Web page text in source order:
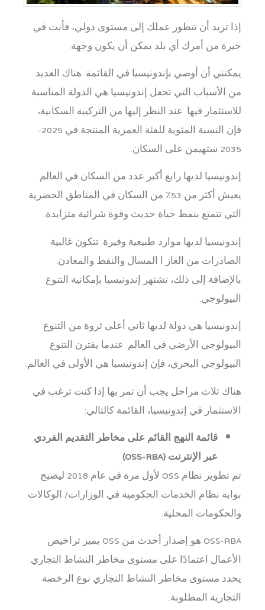
إذا تريد أن تتطور عملك إلى مستوى دولي، فأنت في
حيرة من أمرك أي بلد يمكن أن يكون وجهة.
يمكنني أن أوصي بإندونيسيا في القائمة. هناك العديد
من الأسباب التي تجعل إندونيسيا هي الدولة المناسبة
للاستثمار فيها. عند النظر إليها من التركيبة السكانية،
فإن النسبة المئوية للفئة العمرية المنتجة في 2025-
2035 ستهيمن على السكان.
إندونيسيا لديها رابع أكبر عدد من السكان في العالم.
يعيش أكثر من 53٪ من السكان في المناطق الحضرية
التي تتمتع بنمط حياة حديث وقوة شرائية متزايدة.
إندونيسيا لديها موارد طبيعية وفيرة. تتكون غالبية
الصادرات من الغاز ا المسال والنفط والمعادن.
بالإضافة إلى ذلك، تشتهر إندونيسيا بإمكانية التنوع
البيولوجي.
إندونيسيا هي دولة لديها ثاني أعلى ثروة من التنوع
البيولوجي الأرضي في العالم. عندما يقترن التنوع
البيولوجي البحري، فإن إندونيسيا هي الأولى في العالم.
هناك ثلاث مراحل يجب أن تمر بها إذا كنت ترغب في
الاستثمار في إندونيسيا، القائمة كالتالي:
قائمة النهج القائم على مخاطر التقديم الفردي
عبر الإنترنت (OSS-RBA)
تم تطوير نظام OSS لأول مرة في عام 2018 ليصبح
بوابة نظام الخدمات الحكومية في الوزارات/ الوكالات
والحكومات المحلية.
OSS-RBA هو إصدار أحدث من OSS يميز تراخيص
الأعمال اعتمادًا على مستوى مخاطر النشاط التجاري.
يحدد مستوى مخاطر النشاط التجاري نوع الرخصة
التجارية المطلوبة.